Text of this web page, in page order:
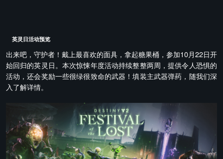
英灵日活动预览
出来吧，守护者！戴上最喜欢的面具，拿起糖果桶，参加10月22日开
始回归的英灵日。本次惊悚年度活动持续整整两周，提供令人恐惧的
活动，还会奖励一些很绿很致命的武器！填装主武器弹药，随我们深
入了解详情。